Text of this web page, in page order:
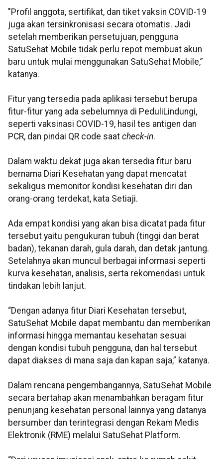
"Profil anggota, sertifikat, dan tiket vaksin COVID-19
juga akan tersinkronisasi secara otomatis. Jadi
setelah memberikan persetujuan, pengguna
SatuSehat Mobile tidak perlu repot membuat akun
baru untuk mulai menggunakan SatuSehat Mobile,”
katanya.
Fitur yang tersedia pada aplikasi tersebut berupa
fitur-fitur yang ada sebelumnya di PeduliLindungi,
seperti vaksinasi COVID-19, hasil tes antigen dan
PCR, dan pindai QR code saat check-in.
Dalam waktu dekat juga akan tersedia fitur baru
bernama Diari Kesehatan yang dapat mencatat
sekaligus memonitor kondisi kesehatan diri dan
orang-orang terdekat, kata Setiaji.
Ada empat kondisi yang akan bisa dicatat pada fitur
tersebut yaitu pengukuran tubuh (tinggi dan berat
badan), tekanan darah, gula darah, dan detak jantung.
Setelahnya akan muncul berbagai informasi seperti
kurva kesehatan, analisis, serta rekomendasi untuk
tindakan lebih lanjut.
“Dengan adanya fitur Diari Kesehatan tersebut,
SatuSehat Mobile dapat membantu dan memberikan
informasi hingga memantau kesehatan sesuai
dengan kondisi tubuh pengguna, dan hal tersebut
dapat diakses di mana saja dan kapan saja,” katanya.
Dalam rencana pengembangannya, SatuSehat Mobile
secara bertahap akan menambahkan beragam fitur
penunjang kesehatan personal lainnya yang datanya
bersumber dan terintegrasi dengan Rekam Medis
Elektronik (RME) melalui SatuSehat Platform.